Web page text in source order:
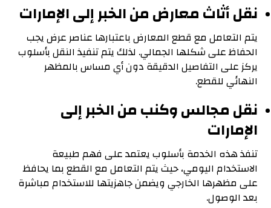
نقل أثاث معارض من الخبر إلى الإمارات
يتم التعامل مع قطع المعارض باعتبارها عناصر عرض يجب
الحفاظ على شكلها الجمالي. لذلك يتم تنفيذ النقل بأسلوب
يركز على التفاصيل الدقيقة دون أي مساس بالمظهر
النهائي للقطع.
نقل مجالس وكنب من الخبر إلى
الإمارات
تنفذ هذه الخدمة بأسلوب يعتمد على فهم طبيعة
الاستخدام اليومي، حيث يتم التعامل مع القطع بما يحافظ
على مظهرها الخارجي ويضمن جاهزيتها للاستخدام مباشرة
بعد الوصول.